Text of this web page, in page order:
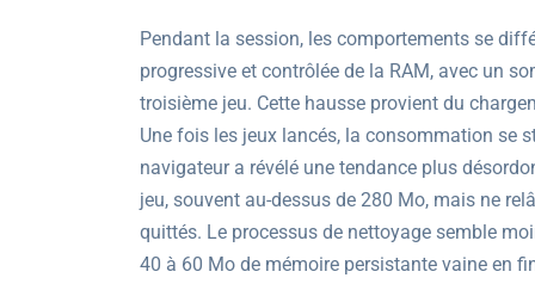
Pendant la session, les comportements se
progressive et contrôlée de la RAM, avec un
troisième jeu. Cette hausse provient du
Une fois les jeux lancés, la consommation se
navigateur a révélé une tendance plus
jeu, souvent au-dessus de 280 Mo, mais ne
quittés. Le processus de nettoyage semble
40 à 60 Mo de mémoire persistante vaine en